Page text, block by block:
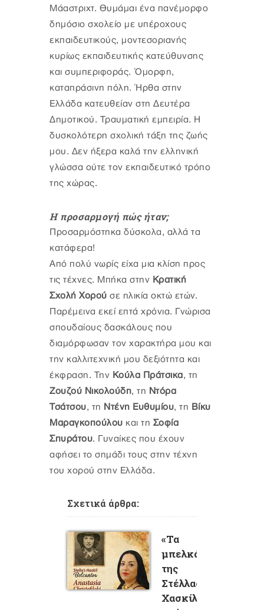
Μάαστριχτ. Θυμάμαι ένα πανέμορφο
δημόσιο σχολείο με υπέροχους
εκπαιδευτικούς, μοντεσοριανής
κυρίως εκπαιδευτικής κατεύθυνσης
και συμπεριφοράς. Όμορφη,
καταπράσινη πόλη. Ήρθα στην
Ελλάδα κατευθείαν στη Δευτέρα
Δημοτικού. Τραυματική εμπειρία. Η
δυσκολότερη σχολική τάξη της ζωής
μου. Δεν ήξερα καλά την ελληνική
γλώσσα ούτε τον εκπαιδευτικό τρόπο
της χώρας.
Η προσαρμογή πώς ήταν;
Προσαρμόστηκα δύσκολα, αλλά τα
κατάφερα!
Από πολύ νωρίς είχα μια κλίση προς
τις τέχνες. Μπήκα στην Κρατική
Σχολή Χορού σε ηλικία οκτώ ετών.
Παρέμεινα εκεί επτά χρόνια. Γνώρισα
σπουδαίους δασκάλους που
διαμόρφωσαν τον χαρακτήρα μου και
την καλλιτεχνική μου δεξιότητα και
έκφραση. Την Κούλα Πράτσικα, τη
Ζουζού Νικολούδη, τη Ντόρα
Τσάτσου, τη Ντένη Ευθυμίου, τη Βίκυ
Μαραγκοπούλου και τη Σοφία
Σπυράτου. Γυναίκες που έχουν
αφήσει το σημάδι τους στην τέχνη
του χορού στην Ελλάδα.
Σχετικά άρθρα:
«Τα
μπελκάντο
της
Στέλλας
Χασκίλ»